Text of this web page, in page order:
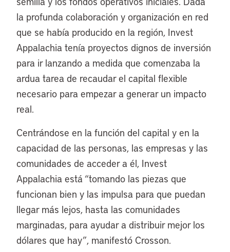
la profunda colaboración y organización en red
que se había producido en la región, Invest
Appalachia tenía proyectos dignos de inversión
para ir lanzando a medida que comenzaba la
ardua tarea de recaudar el capital flexible
necesario para empezar a generar un impacto
real.
Centrándose en la función del capital y en la
capacidad de las personas, las empresas y las
comunidades de acceder a él, Invest
Appalachia está “tomando las piezas que
funcionan bien y las impulsa para que puedan
llegar más lejos, hasta las comunidades
marginadas, para ayudar a distribuir mejor los
dólares que hay”, manifestó Crosson.